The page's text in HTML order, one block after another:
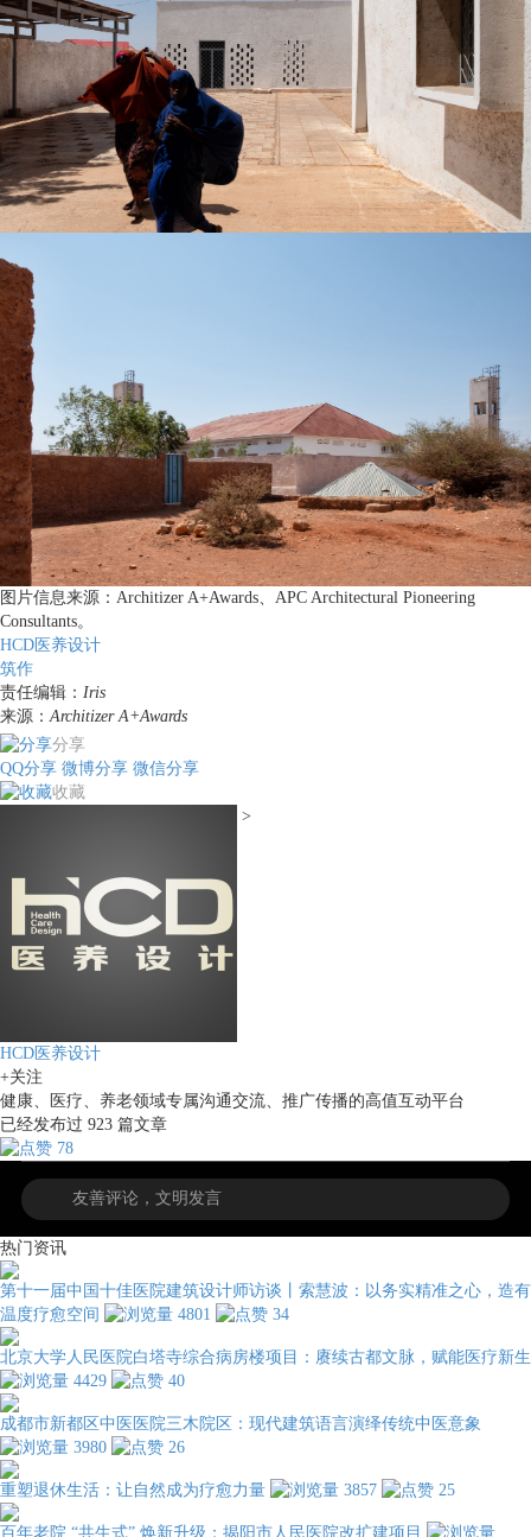
图片信息来源：Architizer A+Awards、APC Architectural Pioneering
Consultants。
HCD医养设计
筑作
责任编辑： Iris
来源：Architizer A+Awards
分享
QQ分享 微博分享 微信分享
收藏
>
HCD医养设计
+关注
健康、医疗、养老领域专属沟通交流、推广传播的高值互动平台
已经发布过 923 篇文章
78
热门资讯
第十一届中国十佳医院建筑设计师访谈丨索慧波：以务实精准之心，造有
温度疗愈空间
4801 34
北京大学人民医院白塔寺综合病房楼项目：赓续古都文脉，赋能医疗新生
4429
40
成都市新都区中医医院三木院区：现代建筑语言演绎传统中医意象
3980
26
重塑退休生活：让自然成为疗愈力量 3857 25
百年老院 “共生式” 焕新升级：揭阳市人民医院改扩建项目